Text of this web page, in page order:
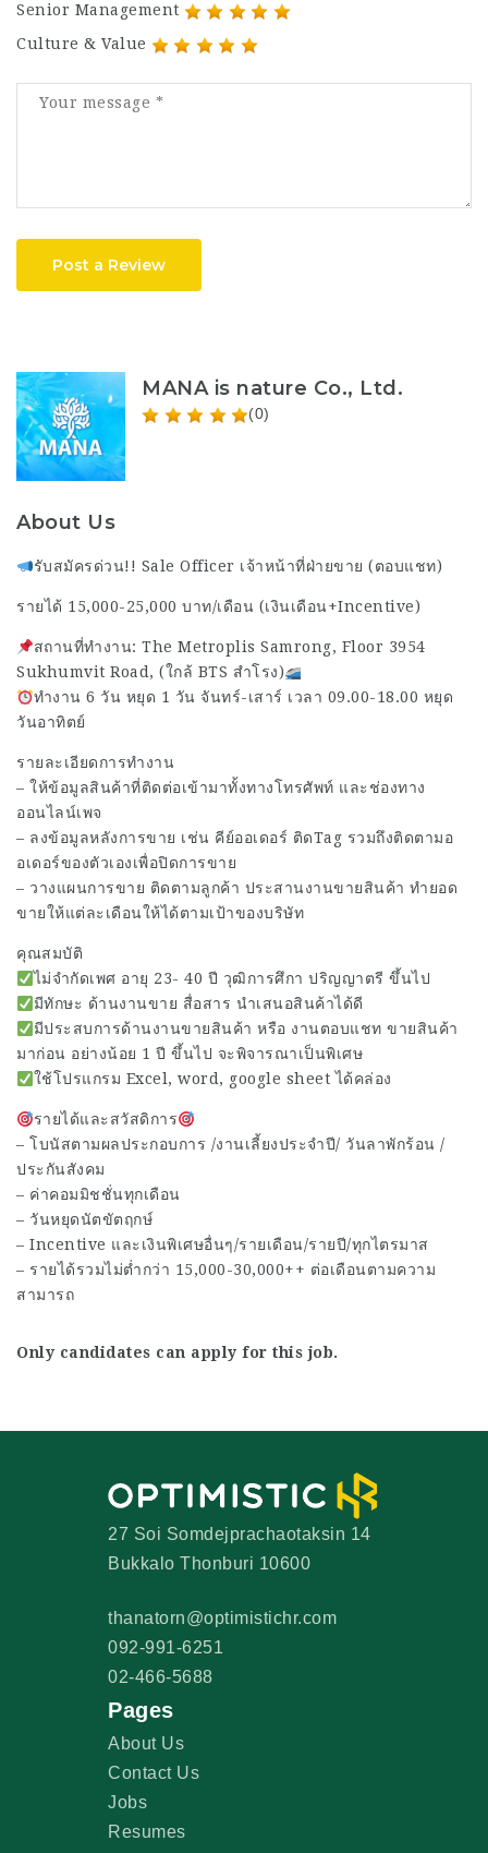
Senior Management
Culture & Value
Post a Review
MANA is nature Co., Ltd.
(0)
About Us
รับสมัครด่วน!! Sale Officer เจ้าหน้าที่ฝ่ายขาย (ตอบแชท)
รายได้ 15,000-25,000 บาท/เดือน (เงินเดือน+Incentive)
สถานที่ทำงาน: The Metroplis Samrong, Floor 3954
Sukhumvit Road, (ใกล้ BTS สำโรง)
ทำงาน 6 วัน หยุด 1 วัน จันทร์-เสาร์ เวลา 09.00-18.00 หยุด
วันอาทิตย์
รายละเอียดการทำงาน
– ให้ข้อมูลสินค้าที่ติดต่อเข้ามาทั้งทางโทรศัพท์ และช่องทาง
ออนไลน์เพจ
– ลงข้อมูลหลังการขาย เช่น คีย์ออเดอร์ ติดTag รวมถึงติดตามอ
อเดอร์ของตัวเองเพื่อปิดการขาย
– วางแผนการขาย ติดตามลูกค้า ประสานงานขายสินค้า ทำยอด
ขายให้แต่ละเดือนให้ได้ตามเป้าของบริษัท
คุณสมบัติ
ไม่จำกัดเพศ อายุ 23- 40 ปี วุฒิการศึกา ปริญญาตรี ขึ้นไป
มีทักษะ ด้านงานขาย สื่อสาร นำเสนอสินค้าได้ดี
มีประสบการด้านงานขายสินค้า หรือ งานตอบแชท ขายสินค้า
มาก่อน อย่างน้อย 1 ปี ขึ้นไป จะพิจารณาเป็นพิเศษ
ใช้โปรแกรม Excel, word, google sheet ได้คล่อง
รายได้และสวัสดิการ
– โบนัสตามผลประกอบการ /งานเลี้ยงประจำปี/ วันลาพักร้อน /
ประกันสังคม
– ค่าคอมมิชชั่นทุกเดือน
– วันหยุดนัตขัตฤกษ์
– Incentive และเงินพิเศษอื่นๆ/รายเดือน/รายปี/ทุกไตรมาส
– รายได้รวมไม่ต่ำกว่า 15,000-30,000++ ต่อเดือนตามความ
สามารถ
Only candidates can apply for this job.
27 Soi Somdejprachaotaksin 14
Bukkalo Thonburi 10600
thanatorn@optimistichr.com
092-991-6251
02-466-5688
Pages
About Us
Contact Us
Jobs
Resumes